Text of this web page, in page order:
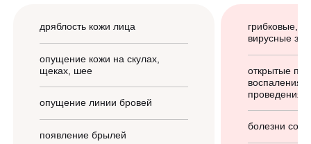
дряблость кожи лица
опущение кожи на скулах,
щеках, шее
опущение линии бровей
появление брылей
грибковые,
вирусные
открытые
воспаления,
проведения
болезни